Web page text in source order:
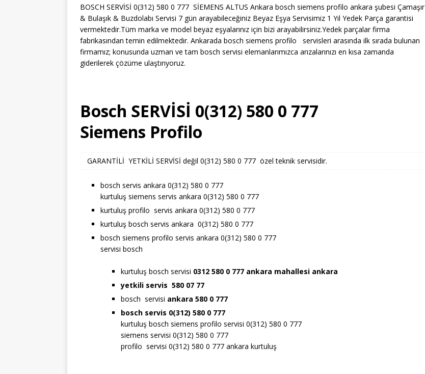
BOSCH SERVİSİ 0(312) 580 0 777 SİEMENS ALTUS Ankara bosch siemens profilo ankara şubesi Çamaşır
& Bulaşık & Buzdolabı Servisi 7 gün arayabileceğiniz Beyaz Eşya Servisimiz 1 Yıl Yedek Parça garantisi
vermektedir.Tüm marka ve model beyaz eşyalarınız için bizi arayabilirsiniz.Yedek parçalar firma
fabrikasından temin edilmektedir. Ankarada bosch siemens profilo servisleri arasında ilk sırada bulunan
firmamız; konusunda uzman ve tam bosch servisi elemanlarımızca arızalarınızı en kısa zamanda
giderilerek çözüme ulaştırıyoruz.
Bosch SERVİSİ 0(312) 580 0 777
Siemens Profilo
GARANTİLİ YETKİLİ SERVİSİ değil 0(312) 580 0 777 özel teknik servisidir.
bosch servis ankara 0(312) 580 0 777
kurtuluş siemens servis ankara 0(312) 580 0 777
kurtuluş profilo servis ankara 0(312) 580 0 777
kurtuluş bosch servis ankara 0(312) 580 0 777
bosch siemens profilo servis ankara 0(312) 580 0 777
servisi bosch
kurtuluş bosch servisi 0312 580 0 777 ankara mahallesi ankara
yetkili servis 580 07 77
bosch servisi ankara 580 0 777
bosch servis 0(312) 580 0 777
kurtuluş bosch siemens profilo servisi 0(312) 580 0 777
siemens servisi 0(312) 580 0 777
profilo servisi 0(312) 580 0 777 ankara kurtuluş